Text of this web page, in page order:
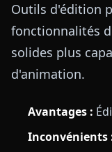
Outils d'édition
fonctionnalités
solides plus
d'animation.
Avantages :
Inconvénients